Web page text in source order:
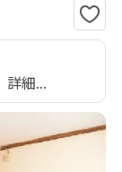
詳細...